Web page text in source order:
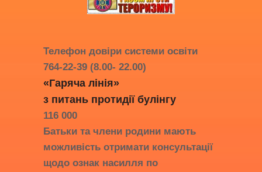
Телефон довіри системи освіти
764-22-39 (8.00- 22.00)
«Гаряча лінія»
з питань протидії булінгу
116 000
Батьки та члени родини мають
можливість отримати консультації
щодо ознак насилля по